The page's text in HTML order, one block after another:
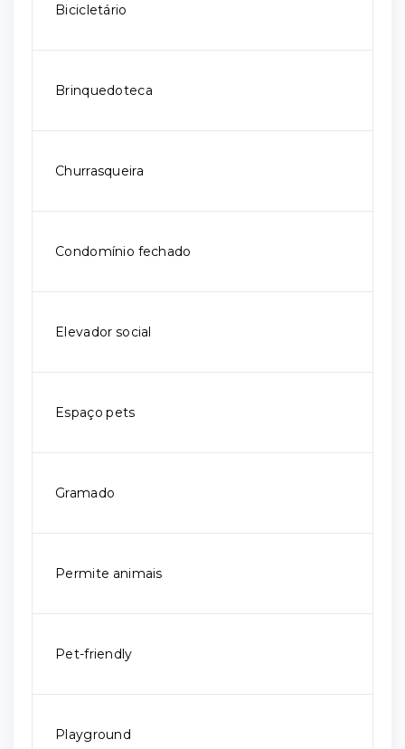
Bicicletário
Brinquedoteca
Churrasqueira
Condomínio fechado
Elevador social
Espaço pets
Gramado
Permite animais
Pet-friendly
Playground